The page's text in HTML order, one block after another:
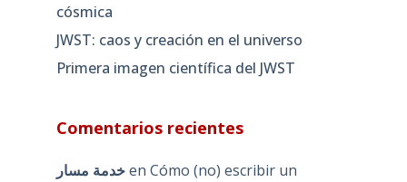
cósmica
JWST: caos y creación en el universo
Primera imagen científica del JWST
Comentarios recientes
خدمة مسارen Cómo (no) escribir un